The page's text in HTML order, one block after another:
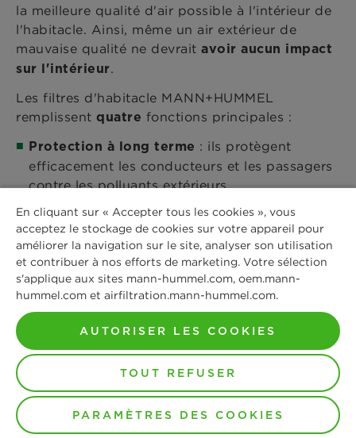
la meilleure qualité d'air possible à l'intérieur de
l'habitacle. Ainsi, même un air extérieur de
mauvaise qualité ne devrait avoir aucun impact
sur l'intérieur.
Les filtres d'habitacle MANN+HUMMEL
remplissent quatre fonctions principales :
Protection à long terme : ils protègent
efficacement les conducteurs et les passagers
contre les polluants extérieurs.
Confort et bien-être : ils améliorent le confort
intérieur grâce à un air plus frais et plus
propre.
Sécurité accrue: ils augmentent la sécurité en
améliorant la visibilité et en réduisant, voire en
éliminant les réactions allergiques.
Protection du système de climatisation
préservent la climatisation contre les
contaminations et les dépôts.
En cliquant sur « Accepter tous les cookies », vous
acceptez le stockage de cookies sur votre appareil pour
améliorer la navigation sur le site, analyser son utilisation
et contribuer à nos efforts de marketing. Votre sélection
s'applique aux sites mann-hummel.com, oem.mann-
hummel.com et airfiltration.mann-hummel.com.
AUTORISER LES COOKIES
TOUT REFUSER
PARAMÈTRES DES COOKIES